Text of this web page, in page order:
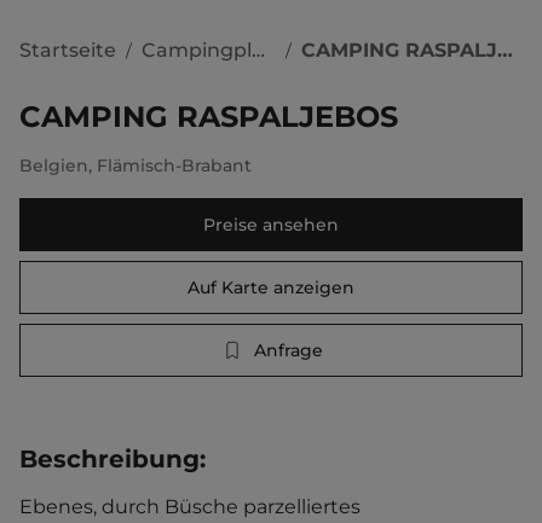
Startseite / Campingplätze / CAMPING RASPALJEBOS
CAMPING RASPALJEBOS
Belgien, Flämisch-Brabant
Preise ansehen
Auf Karte anzeigen
Anfrage
Beschreibung:
Ebenes, durch Büsche parzelliertes